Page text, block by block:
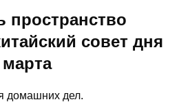
пространство
совет дня
марта
домашних дел.